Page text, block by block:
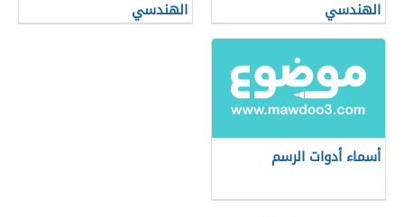
الهندسي
الهندسي
أسماء أدوات الرسم